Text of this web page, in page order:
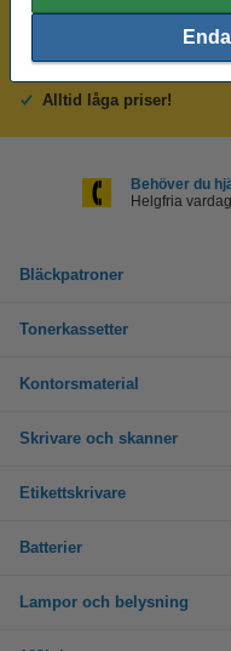
Mer än 300.000 kunder!
Beställ innan 16:00 så
Alltid låga priser!
Behöver du
Helgfria
Bläckpatroner
Tonerkassetter
Kontorsmaterial
Skrivare och skanner
Etikettskrivare
Batterier
Lampor och belysning